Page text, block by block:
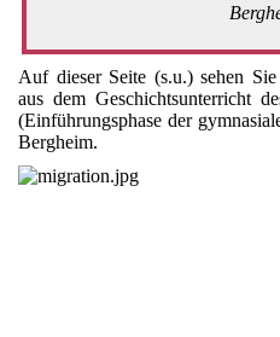
Auf dieser Seite (s.u.) sehen
aus dem Geschichtsunterricht
(Einführungsphase der
Bergheim.